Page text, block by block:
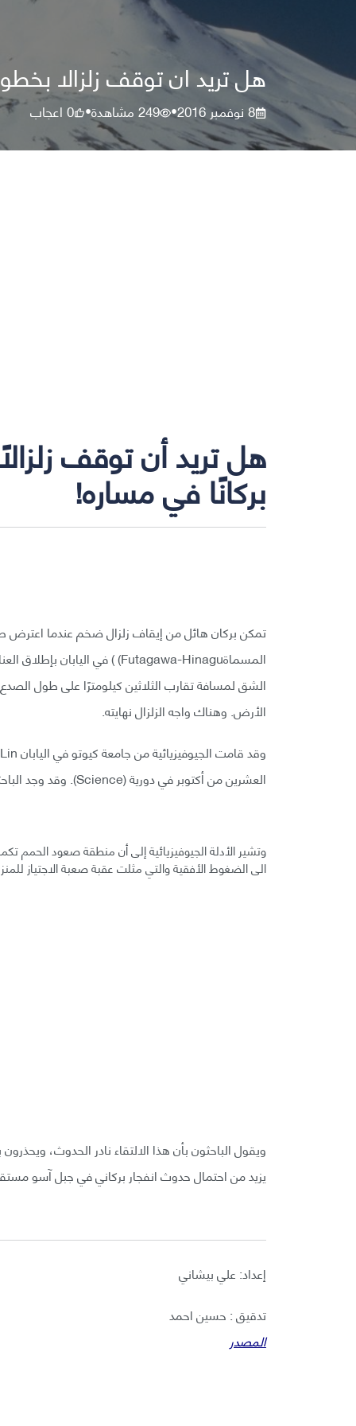
هل تريد ان توقف زلزالا
8 نوفمبر 2016 •
249مشاهدة•
0اعجاب
هل تريد أن توقف
بركانًا في مساره!
تمكن بركان هائل من إيقاف زلزال ضخم عندما
الشق لمسافة تقارب الثلاثين كيلومترًا على طول
الأرض. وهناك واجه الزلزال نهايته.
العشرين من أكتوبر في دورية (Science). وقد وجد الباحثون أن الزلزال عَبَر خلال فوهة (caldronlike) وتوقف فجأة.
وتشير الأدلة الجيوفيزيائية إلى أن منطقة صعود الحمم
الى الضغوط الأفقية والتي مثلت عقبة صعبة الاجتياز
ويقول الباحثون بأن هذا الالتقاء نادر الحدوث،
يزيد من احتمال حدوث انفجار بركاني في جبل آسو
إعداد: علي بيشاني
تدقيق : حسين احمد
المصدر